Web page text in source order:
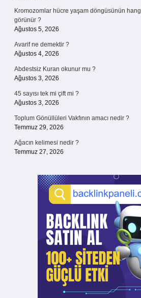
Kromozomlar hücre yaşam döngüsünün
görünür ?
Ağustos 5, 2026
Avarif ne demektir ?
Ağustos 4, 2026
Abdestsiz Kuran okunur mu ?
Ağustos 3, 2026
45 sayısı tek mi çift mi ?
Ağustos 3, 2026
Toplum Gönüllüleri Vakfının amacı nedir ?
Temmuz 29, 2026
Ağacın kelimesi nedir ?
Temmuz 27, 2026